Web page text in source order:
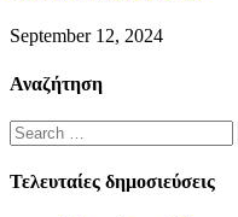
September 12, 2024
Αναζήτηση
Search
for:
Τελευταίες δημοσιεύσεις